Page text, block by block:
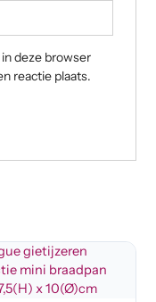
deze browser
reactie plaats.